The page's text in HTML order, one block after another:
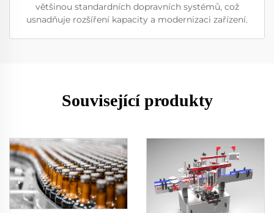
většinou standardních dopravních systémů, což
usnadňuje rozšíření kapacity a modernizaci zařízení.
Související produkty